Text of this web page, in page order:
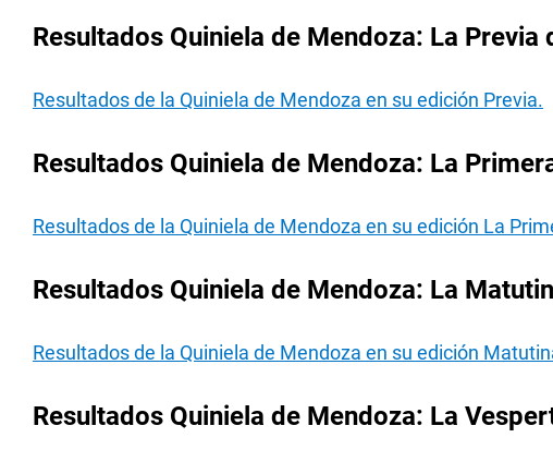
Resultados Quiniela de Mendoza: La Previa
Resultados de la Quiniela de Mendoza en su edición Previa.
Resultados Quiniela de Mendoza: La
Resultados de la Quiniela de Mendoza en su edición La
Resultados Quiniela de Mendoza: La
Resultados de la Quiniela de Mendoza en su edición
Resultados Quiniela de Mendoza: La